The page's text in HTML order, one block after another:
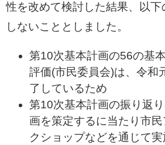
性を改めて検討した結果、以下
しないこととしました。
第10次基本計画の56の基
評価(市民委員会)は、令和
了しているため
第10次基本計画の振り返
画を策定するに当たり市
クショップなどを通じて